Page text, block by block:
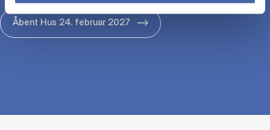
Åbent Hus 24. februar 2027